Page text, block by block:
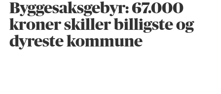
Byggesaks­gebyr: 67.000
kroner skiller billigste og
dyreste kommune